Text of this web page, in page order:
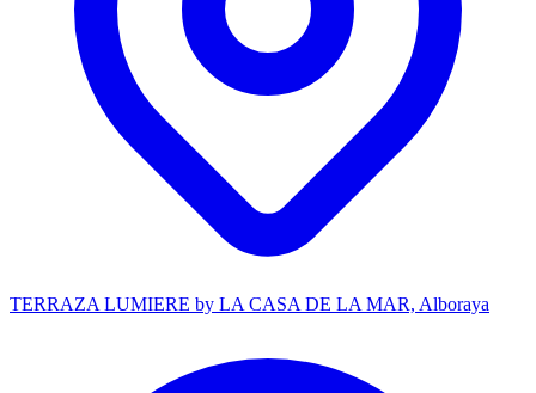
TERRAZA LUMIERE by LA CASA DE LA MAR, Alboraya